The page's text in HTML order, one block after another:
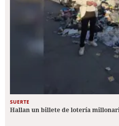
SUERTE
Hallan un billete de lotería